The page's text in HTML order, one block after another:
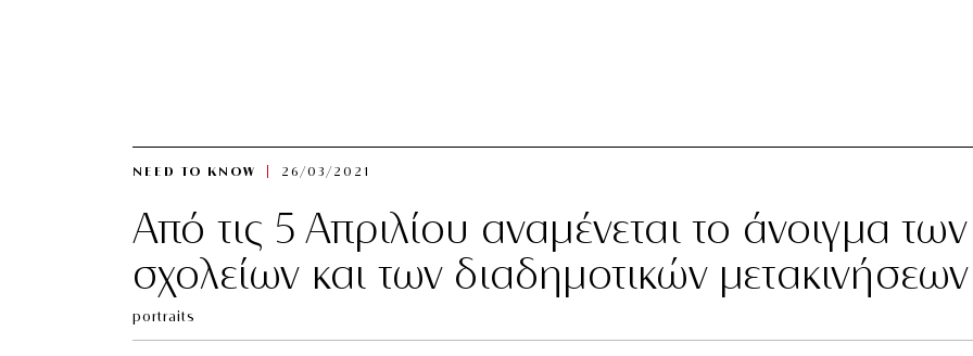
NEED TO KNOW 26/03/2021
Από τις 5 Απριλίου αναμένεται το άνοιγμα των
σχολείων και των διαδημοτικών μετακινήσεων
portraits